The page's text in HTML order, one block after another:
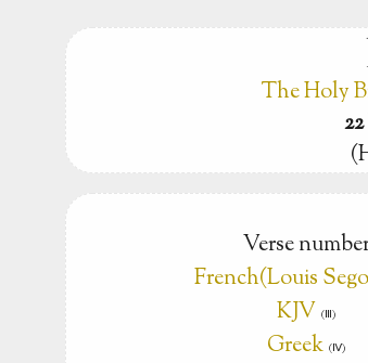
The Holy
22
Verse
French(Louis
KJV (Ⅲ)
Greek (Ⅳ)